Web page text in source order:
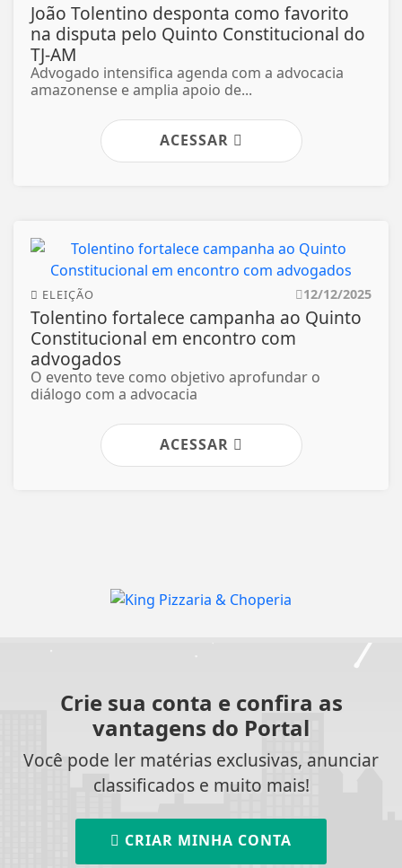
João Tolentino desponta como favorito
na disputa pelo Quinto Constitucional do
TJ-AM
Advogado intensifica agenda com a advocacia
amazonense e amplia apoio de...
ACESSAR
ELEIÇÃO 12/12/2025
Tolentino fortalece campanha ao Quinto
Constitucional em encontro com
advogados
O evento teve como objetivo aprofundar o
diálogo com a advocacia
ACESSAR
Crie sua conta e confira as
vantagens do Portal
Você pode ler matérias exclusivas, anunciar
classificados e muito mais!
CRIAR MINHA CONTA